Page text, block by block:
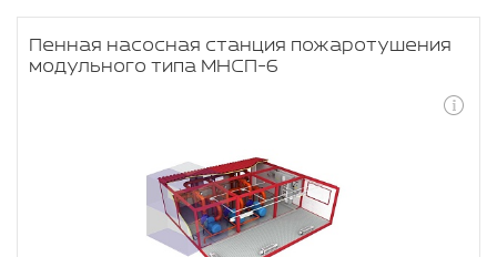
Пенная насосная станция пожаротушения
модульного типа МНСП-6